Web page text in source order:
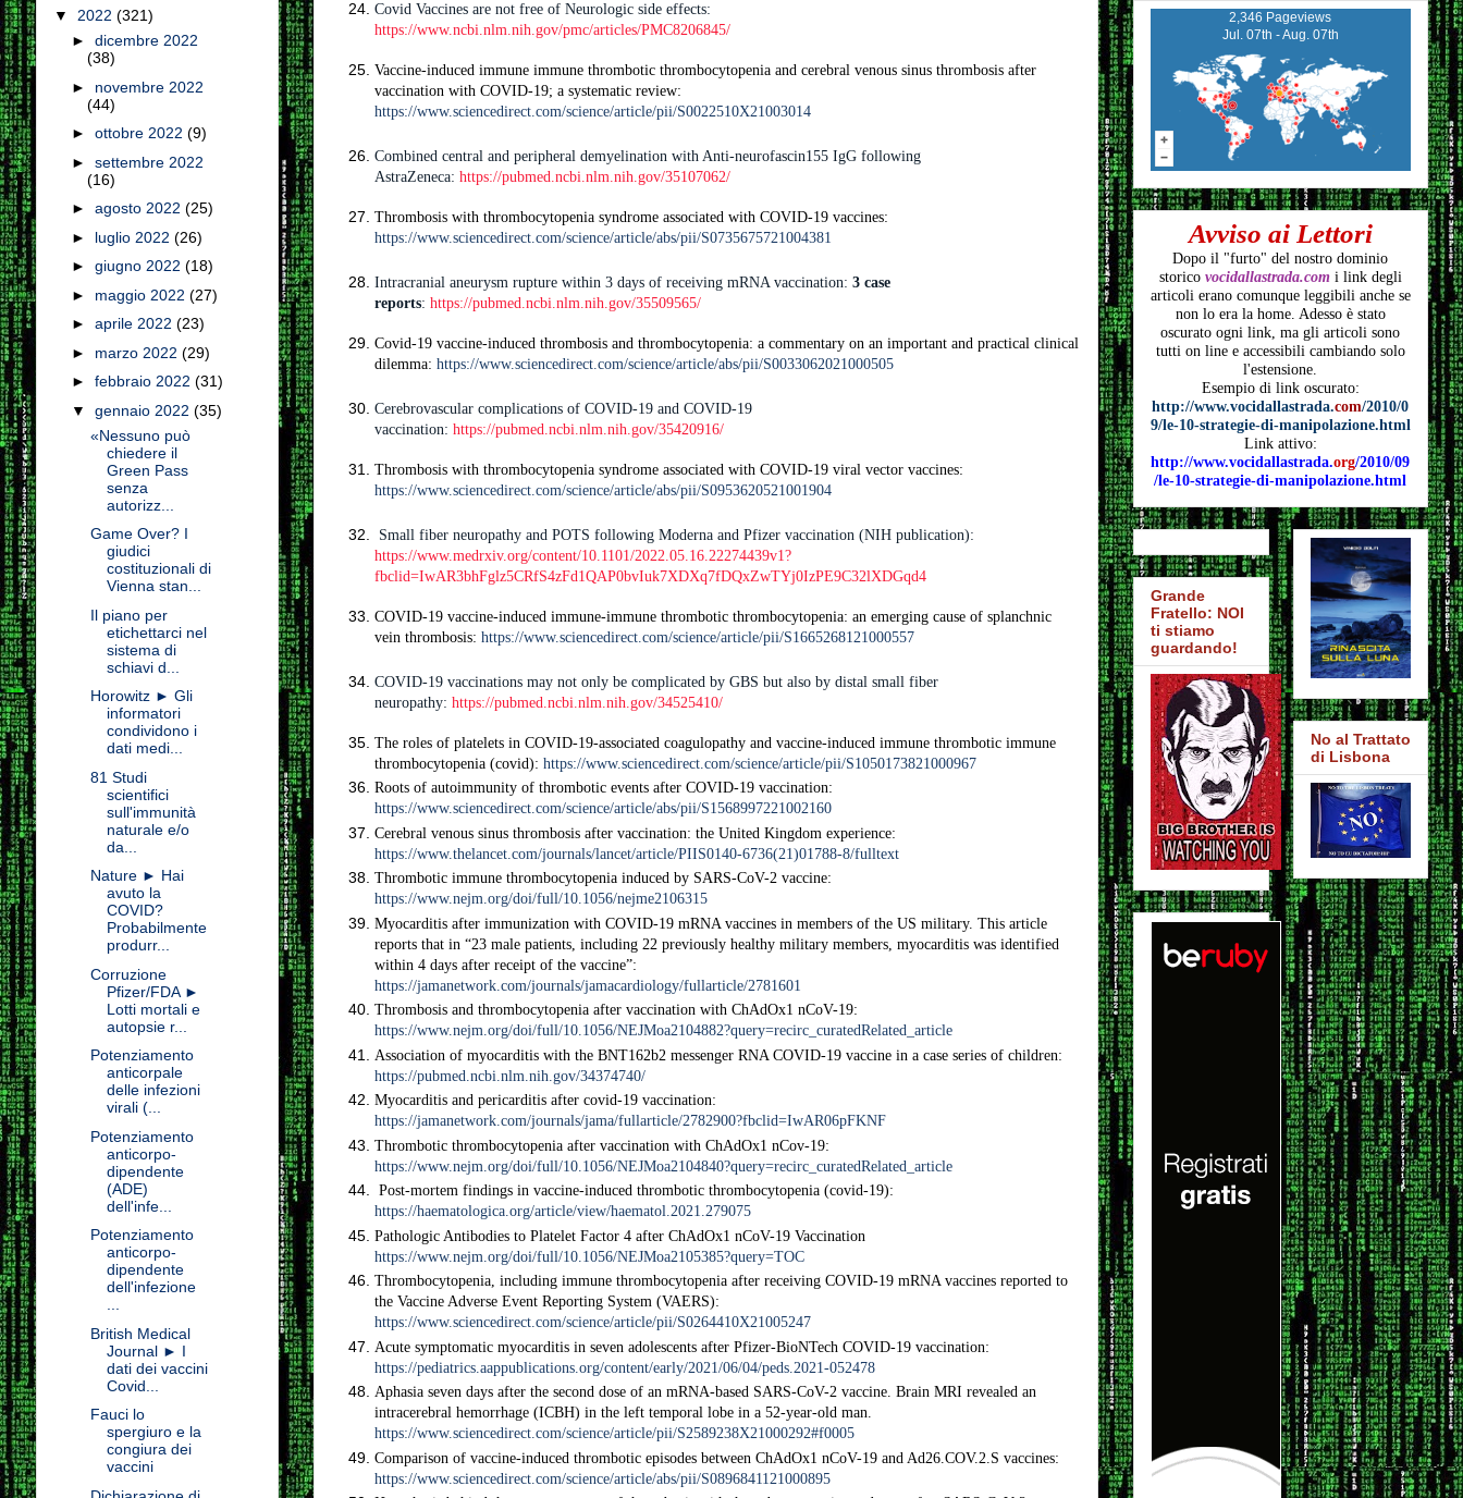
Covid Vaccines are not free of Neurologic side effects:
https://www.ncbi.nlm.nih.gov/pmc/articles/PMC8206845/
Vaccine-induced immune immune thrombotic thrombocytopenia and cerebral venous sinus thrombosis after
vaccination with COVID-19; a systematic review:
https://www.sciencedirect.com/science/article/pii/S0022510X21003014
Combined central and peripheral demyelination with Anti-neurofascin155 IgG following
AstraZeneca: https://pubmed.ncbi.nlm.nih.gov/35107062/
Thrombosis with thrombocytopenia syndrome associated with COVID-19 vaccines:
https://www.sciencedirect.com/science/article/abs/pii/S0735675721004381
Intracranial aneurysm rupture within 3 days of receiving mRNA vaccination: 3 case
reports: https://pubmed.ncbi.nlm.nih.gov/35509565/
Covid-19 vaccine-induced thrombosis and thrombocytopenia: a commentary on an important and practical clinical
dilemma: https://www.sciencedirect.com/science/article/abs/pii/S0033062021000505
Cerebrovascular complications of COVID-19 and COVID-19
vaccination: https://pubmed.ncbi.nlm.nih.gov/35420916/
Thrombosis with thrombocytopenia syndrome associated with COVID-19 viral vector vaccines:
https://www.sciencedirect.com/science/article/abs/pii/S0953620521001904
Small fiber neuropathy and POTS following Moderna and Pfizer vaccination (NIH publication):
https://www.medrxiv.org/content/10.1101/2022.05.16.22274439v1?
fbclid=IwAR3bhFglz5CRfS4zFd1QAP0bvIuk7XDXq7fDQxZwTYj0IzPE9C32lXDGqd4
COVID-19 vaccine-induced immune-immune thrombotic thrombocytopenia: an emerging cause of splanchnic
vein thrombosis: https://www.sciencedirect.com/science/article/pii/S1665268121000557
COVID-19 vaccinations may not only be complicated by GBS but also by distal small fiber
neuropathy: https://pubmed.ncbi.nlm.nih.gov/34525410/
The roles of platelets in COVID-19-associated coagulopathy and vaccine-induced immune thrombotic immune
thrombocytopenia (covid): https://www.sciencedirect.com/science/article/pii/S1050173821000967
Roots of autoimmunity of thrombotic events after COVID-19 vaccination:
https://www.sciencedirect.com/science/article/abs/pii/S1568997221002160
Cerebral venous sinus thrombosis after vaccination: the United Kingdom experience:
https://www.thelancet.com/journals/lancet/article/PIIS0140-6736(21)01788-8/fulltext
Thrombotic immune thrombocytopenia induced by SARS-CoV-2 vaccine:
https://www.nejm.org/doi/full/10.1056/nejme2106315
Myocarditis after immunization with COVID-19 mRNA vaccines in members of the US military. This article
reports that in “23 male patients, including 22 previously healthy military members, myocarditis was identified
within 4 days after receipt of the vaccine”:
https://jamanetwork.com/journals/jamacardiology/fullarticle/2781601
Thrombosis and thrombocytopenia after vaccination with ChAdOx1 nCoV-19:
https://www.nejm.org/doi/full/10.1056/NEJMoa2104882?query=recirc_curatedRelated_article
Association of myocarditis with the BNT162b2 messenger RNA COVID-19 vaccine in a case series of children:
https://pubmed.ncbi.nlm.nih.gov/34374740/
Myocarditis and pericarditis after covid-19 vaccination:
https://jamanetwork.com/journals/jama/fullarticle/2782900?fbclid=IwAR06pFKNF
Thrombotic thrombocytopenia after vaccination with ChAdOx1 nCov-19:
https://www.nejm.org/doi/full/10.1056/NEJMoa2104840?query=recirc_curatedRelated_article
Post-mortem findings in vaccine-induced thrombotic thrombocytopenia (covid-19):
https://haematologica.org/article/view/haematol.2021.279075
Pathologic Antibodies to Platelet Factor 4 after ChAdOx1 nCoV-19 Vaccination
https://www.nejm.org/doi/full/10.1056/NEJMoa2105385?query=TOC
Thrombocytopenia, including immune thrombocytopenia after receiving COVID-19 mRNA vaccines reported to
the Vaccine Adverse Event Reporting System (VAERS):
https://www.sciencedirect.com/science/article/pii/S0264410X21005247
Acute symptomatic myocarditis in seven adolescents after Pfizer-BioNTech COVID-19 vaccination:
https://pediatrics.aappublications.org/content/early/2021/06/04/peds.2021-052478
Aphasia seven days after the second dose of an mRNA-based SARS-CoV-2 vaccine. Brain MRI revealed an
intracerebral hemorrhage (ICBH) in the left temporal lobe in a 52-year-old man.
https://www.sciencedirect.com/science/article/pii/S2589238X21000292#f0005
Comparison of vaccine-induced thrombotic episodes between ChAdOx1 nCoV-19 and Ad26.COV.2.S vaccines:
https://www.sciencedirect.com/science/article/abs/pii/S0896841121000895
▼ 2022 (321)
►dicembre 2022
(38)
► novembre 2022
(44)
►ottobre 2022(9)
►settembre 2022
(16)
►agosto 2022(25)
► luglio 2022(26)
►giugno 2022(18)
► maggio 2022(27)
►aprile 2022(23)
► marzo 2022(29)
►febbraio 2022(31)
▼gennaio 2022(35)
«Nessuno può
chiedere il
Green Pass
senza
autorizz...
Game Over? I
giudici
costituzionali di
Vienna stan...
Il piano per
etichettarci nel
sistema di
schiavi d...
Horowitz ► Gli
informatori
condividono i
dati medi...
81 Studi
scientifici
sull'immunità
naturale e/o
da...
Nature ► Hai
avuto la
COVID?
Probabilmente
produrr...
Corruzione
Pfizer/FDA ►
Lotti mortali e
autopsie r...
Potenziamento
anticorpale
delle infezioni
virali (...
Potenziamento
anticorpo-
dipendente
(ADE)
dell'infe...
Potenziamento
anticorpo-
dipendente
dell'infezione
...
British Medical
Journal ► I
dati dei vaccini
Covid...
Fauci lo
spergiuro e la
congiura dei
vaccini
2,346 Pageviews
Jul. 07th - Aug. 07th
Avviso ai Lettori
Dopo il "furto" del nostro dominio
storico vocidallastrada.comi link degli
articoli erano comunque leggibili anche se
non lo era la home. Adesso è stato
oscurato ogni link, ma gli articoli sono
tutti on line e accessibili cambiando solo
l'estensione.
Esempio di link oscurato:
http://www.vocidallastrada.com/2010/0
9/le-10-strategie-di-manipolazione.html
Link attivo:
http://www.vocidallastrada.org/2010/09
/le-10-strategie-di-manipolazione.html
Grande
Fratello: NOI
ti stiamo
guardando!
No al Trattato
di Lisbona